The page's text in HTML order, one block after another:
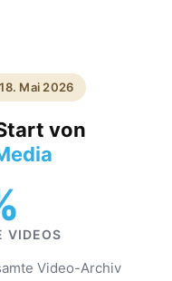
Mai 2026
von
VIDEOS
Video-Archiv